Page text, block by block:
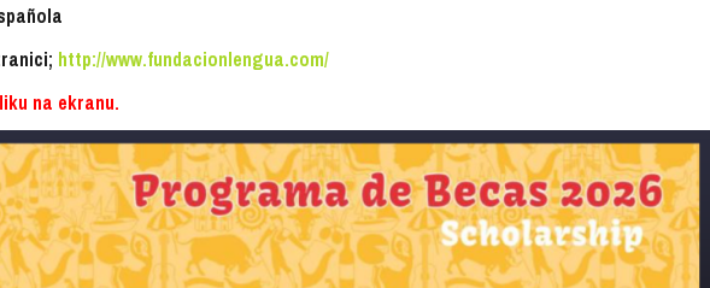
http://www.fundacionlengua.com/
na ekranu.